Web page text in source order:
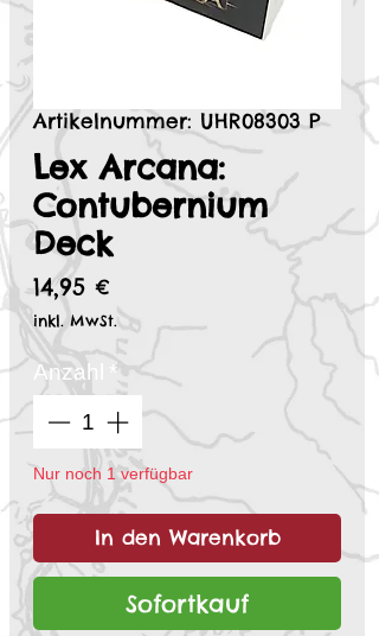
Artikelnummer: UHR08303 P
Lex Arcana:
Contubernium
Deck
14,95 €
inkl. MwSt.
Anzahl *
Nur noch 1 verfügbar
In den Warenkorb
Sofortkauf